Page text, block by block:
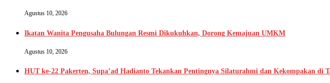
Agustus 10, 2026
Ikatan Wanita Pengusaha Bulungan Resmi Dikukuhkan, Dorong Kemajuan UMKM
Agustus 10, 2026
HUT ke-22 Pakerten, Supa’ad Hadianto Tekankan Pentingnya Silaturahmi dan Kekompakan di